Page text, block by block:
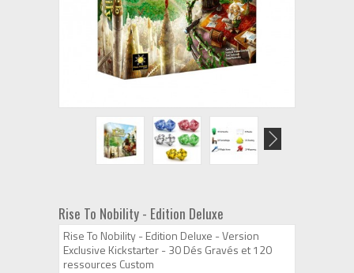
Rise To Nobility - Edition Deluxe
Rise To Nobility - Edition Deluxe - Version
Exclusive Kickstarter - 30 Dés Gravés et 120
ressources Custom